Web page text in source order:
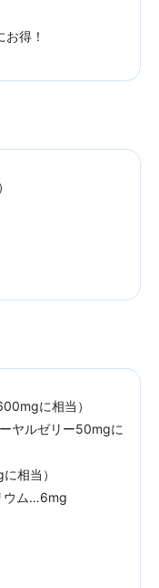
得！
に相当）
ヤルゼリー50mgに
相当）
ウム…6mg